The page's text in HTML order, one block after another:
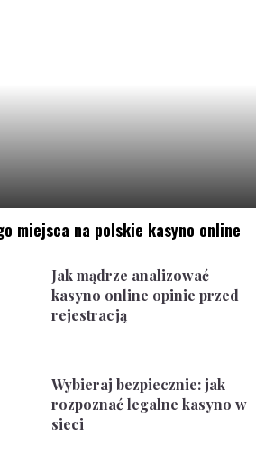
miejsca na polskie kasyno online
Jak mądrze analizować
kasyno online opinie przed
rejestracją
Wybieraj bezpiecznie: jak
rozpoznać legalne kasyno w
sieci